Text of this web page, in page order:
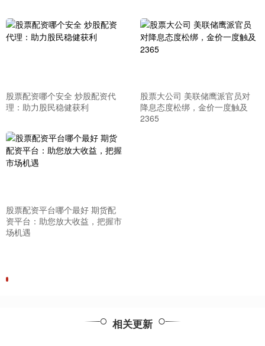
股票配资哪个安全 炒股配资代
理：助力股民稳健获利
股票大公司 美联储鹰派官员对
降息态度松绑，金价一度触及
2365
股票配资平台哪个最好 期货配
资平台：助您放大收益，把握市
场机遇
相关更新